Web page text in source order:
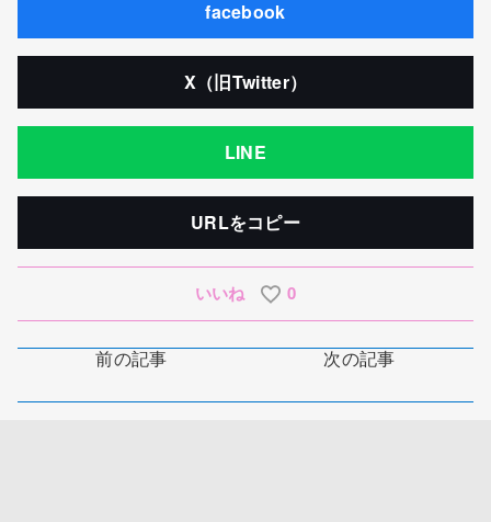
facebook
X（旧Twitter）
LINE
URLをコピー
いいね 0
前の記事 次の記事